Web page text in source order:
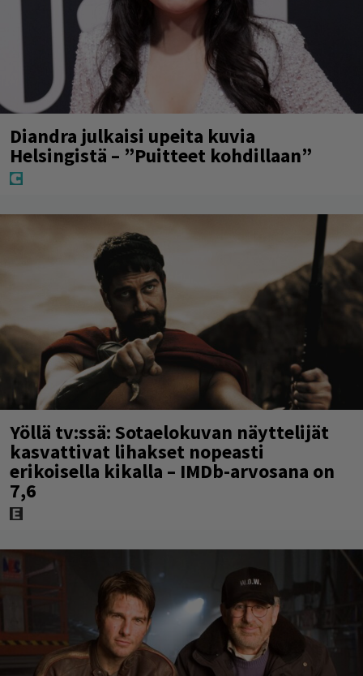
Diandra julkaisi upeita kuvia
Helsingistä – ”Puitteet kohdillaan”
Yöllä tv:ssä: Sotaelokuvan näyttelijät
kasvattivat lihakset nopeasti
erikoisella kikalla – IMDb-arvosana on
7,6